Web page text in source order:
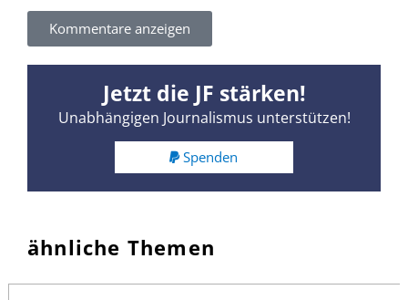
Kommentare anzeigen
Jetzt die JF stärken!
Unabhängigen Journalismus unterstützen!
Spenden
ähnliche Themen